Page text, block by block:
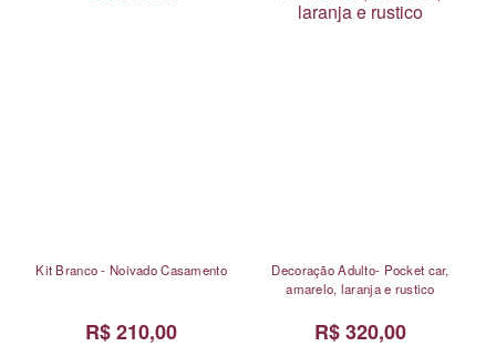
Kit Branco - Noivado Casamento
R$ 210,00
Decoração Adulto- Pocket car,
amarelo, laranja e rustico
R$ 320,00